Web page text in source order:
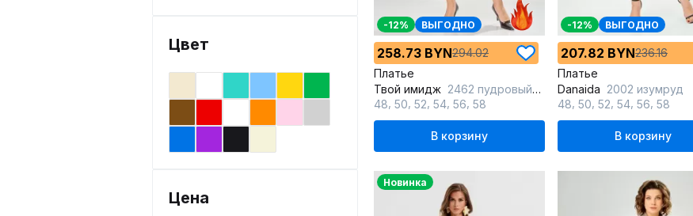
Цвет
Цена
-12% ВЫГОДНО
258.73 BYN294.02
Платье
Твой имидж 2462 пудровый_с_принтом
48 50 52 54 56 58
В корзину
-12% ВЫГОДНО
207.82 BYN236.16
Платье
Danaida 2002 изумруд
48 50 52 54 56 58
В корзину
Новинка